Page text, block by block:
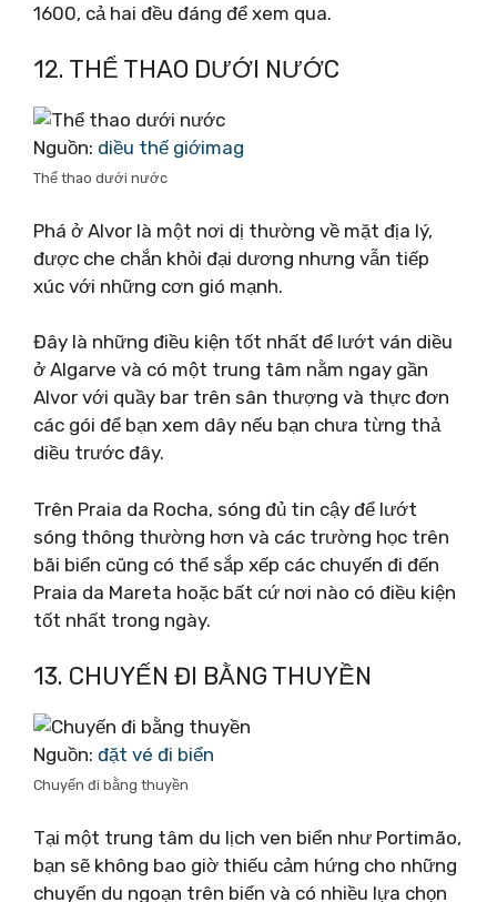
1600, cả hai đều đáng để xem qua.
12. THỂ THAO DƯỚI NƯỚC
Nguồn: diều thế giớimag
Thể thao dưới nước
Phá ở Alvor là một nơi dị thường về mặt địa lý,
được che chắn khỏi đại dương nhưng vẫn tiếp
xúc với những cơn gió mạnh.
Đây là những điều kiện tốt nhất để lướt ván diều
ở Algarve và có một trung tâm nằm ngay gần
Alvor với quầy bar trên sân thượng và thực đơn
các gói để bạn xem dây nếu bạn chưa từng thả
diều trước đây.
Trên Praia da Rocha, sóng đủ tin cậy để lướt
sóng thông thường hơn và các trường học trên
bãi biển cũng có thể sắp xếp các chuyến đi đến
Praia da Mareta hoặc bất cứ nơi nào có điều kiện
tốt nhất trong ngày.
13. CHUYẾN ĐI BẰNG THUYỀN
Nguồn: đặt vé đi biển
Chuyến đi bằng thuyền
Tại một trung tâm du lịch ven biển như Portimão,
bạn sẽ không bao giờ thiếu cảm hứng cho những
chuyến du ngoạn trên biển và có nhiều lựa chọn